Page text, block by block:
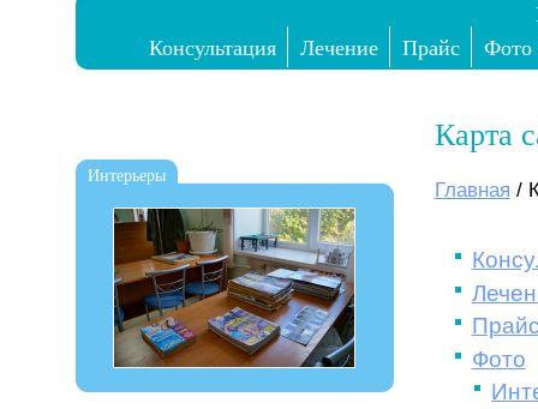
Консультация
Лечение Прайс Фото
Интерьеры
Карта
Главная /
Фото